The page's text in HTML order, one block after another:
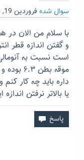
سوال شده فروردین 19, 1403
موقه
داره باید چه کار کنم
یا بالاتر نرفتن